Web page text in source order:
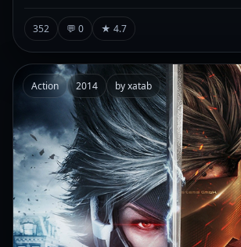
352 💬 0 ★ 4.7
Action 2014 by xatab